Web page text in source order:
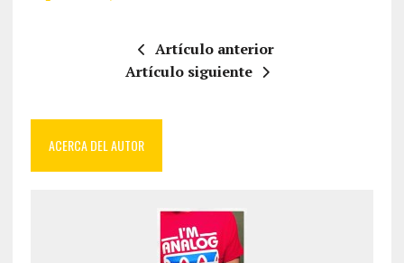
Artículo anterior
Artículo siguiente
ACERCA DEL AUTOR